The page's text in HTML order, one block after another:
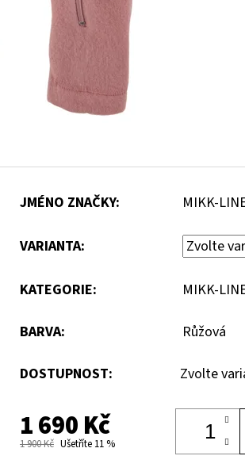
JMÉNO ZNAČKY: MIKK-
VARIANTA:
KATEGORIE: MIKK-
BARVA: Růžová
DOSTUPNOST: Zvolte
1 690 Kč
1 900 Kč Ušetříte 11 %